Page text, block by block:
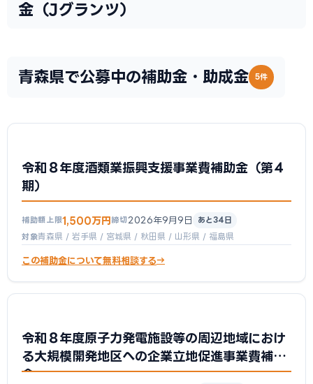
金（Jグランツ）
青森県で公募中の補助金・助成金 5件
令和８年度酒類業振興支援事業費補助金（第４
期）
補助額上限1,500万円締切 2026年9月9日
あと34日
対象青森県 / 岩手県 / 宮城県 / 秋田県 / 山形県 / 福島県
この補助金について無料相談する
令和８年度原子力発電施設等の周辺地域におけ
る大規模開発地区への企業立地促進事業費補助
金